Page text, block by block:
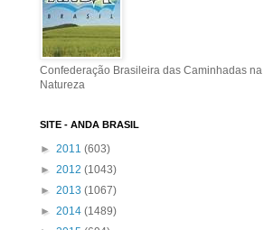
Confederação Brasileira das Caminhadas na
Natureza
SITE - ANDA BRASIL
► 2011 (603)
► 2012 (1043)
► 2013 (1067)
► 2014 (1489)